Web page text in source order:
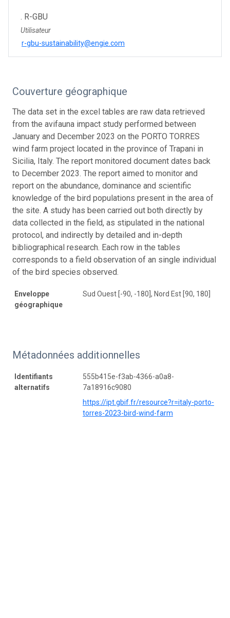
. R-GBU
Utilisateur
r-gbu-sustainability@engie.com
Couverture géographique
The data set in the excel tables are raw data retrieved
from the avifauna impact study performed between
January and December 2023 on the PORTO TORRES
wind farm project located in the province of Trapani in
Sicilia, Italy. The report monitored document dates back
to December 2023. The report aimed to monitor and
report on the abundance, dominance and scientific
knowledge of the bird populations present in the area of
the site. A study has been carried out both directly by
data collected in the field, as stipulated in the national
protocol, and indirectly by detailed and in-depth
bibliographical research. Each row in the tables
corresponds to a field observation of an single individual
of the bird species observed.
Enveloppe
géographique
Sud Ouest [-90, -180], Nord Est [90, 180]
Métadonnées additionnelles
Identifiants
alternatifs
555b415e-f3ab-4366-a0a8-
7a18916c9080
https://ipt.gbif.fr/resource?r=italy-porto-
torres-2023-bird-wind-farm